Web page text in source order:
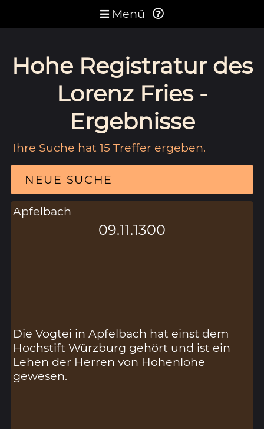
Menü
Hohe Registratur des
Lorenz Fries -
Ergebnisse
Ihre Suche hat 15 Treffer ergeben.
NEUE SUCHE
Apfelbach
09.11.1300
Die Vogtei in Apfelbach hat einst dem
Hochstift Würzburg gehört und ist ein
Lehen der Herren von Hohenlohe
gewesen.